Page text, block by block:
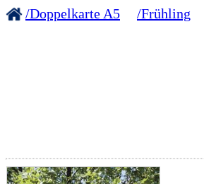
/Doppelkarte A5 /Frühling